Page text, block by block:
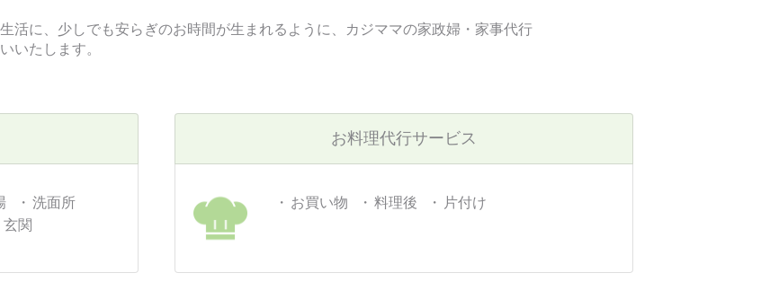
活に、少しでも安らぎのお時間が生まれるように、カジママの家政婦・家事代行
いたします。
洗面所
玄関
お料理代行サービス
お買い物 料理後 片付け